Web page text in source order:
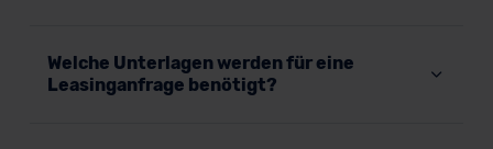
Welche Unterlagen werden für eine
Leasinganfrage benötigt?